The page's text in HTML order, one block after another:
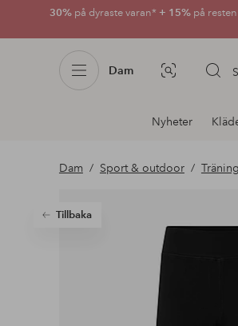
30% på dyraste varan* + 15% på
Dam Bildsök
Avdelnings
navigation
Nyheter
Dam Sport & outdoor
Tillbaka